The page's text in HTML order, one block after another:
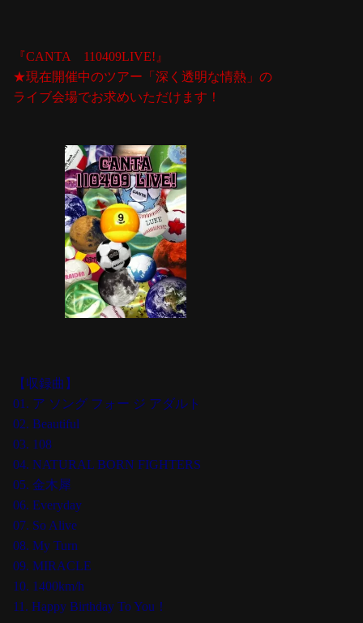
『CANTA 110409LIVE!』
★現在開催中のツアー「深く透明な情熱」の
ライブ会場でお求めいただけます！
【収録曲】
01. ア ソング フォー ジ アダルト
02. Beautiful
03. 108
04. NATURAL BORN FIGHTERS
05. 金木犀
06. Everyday
07. So Alive
08. My Turn
09. MIRACLE
10. 1400km/h
11. Happy Birthday To You！